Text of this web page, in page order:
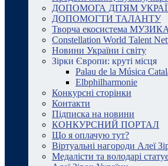
ДОПОМОГА ДІТЯМ
ДОПОМОГТИ ТАЛАНТУ
Творча екосистема МУЗИКА
Constellation World Talent
Новини України і світу
Зірки Європи: круті місця
Palau de la Música
Elbphilharmonie
Конкурсні сторінки
Контакти
Підписка на новини
КОНКУРСНИЙ ПОРТАЛ
Що я оплачую тут?
Віртуальні нагороди Алеї
Медалісти та володарі